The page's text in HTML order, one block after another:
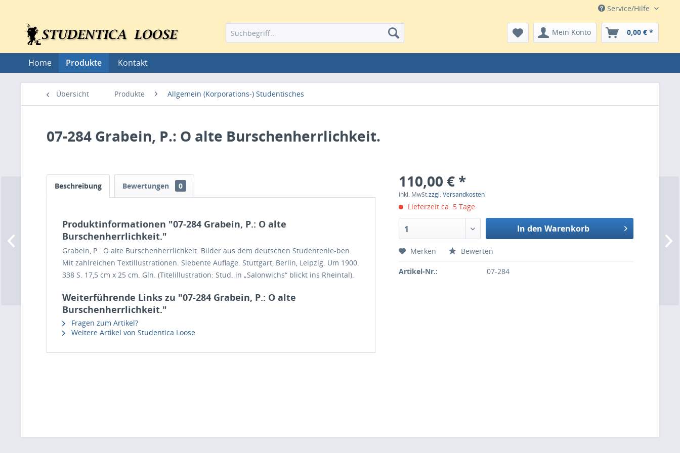
Service/Hilfe
Mein Konto 0,00 € *
Home Produkte Kontakt
Übersicht Produkte Allgemein (Korporations-) Studentisches
07-284 Grabein, P.: O alte Burschenherrlichkeit.
110,00 € *
inkl. MwSt.zzgl. Versandkosten
Lieferzeit ca. 5 Tage
1 In den Warenkorb
Merken Bewerten
Artikel-Nr.: 07-284
Beschreibung Bewertungen 0
Produktinformationen "07-284 Grabein, P.: O alte
Burschenherrlichkeit."
Grabein, P.: O alte Burschenherrlichkeit. Bilder aus dem deutschen Studentenle-ben.
Mit zahlreichen Textillustrationen. Siebente Auflage. Stuttgart, Berlin, Leipzig. Um 1900.
338 S. 17,5 cm x 25 cm. Gln. (Titelillustration: Stud. in „Salonwichs“ blickt ins Rheintal).
Weiterführende Links zu "07-284 Grabein, P.: O alte
Burschenherrlichkeit."
Fragen zum Artikel?
Weitere Artikel von Studentica Loose